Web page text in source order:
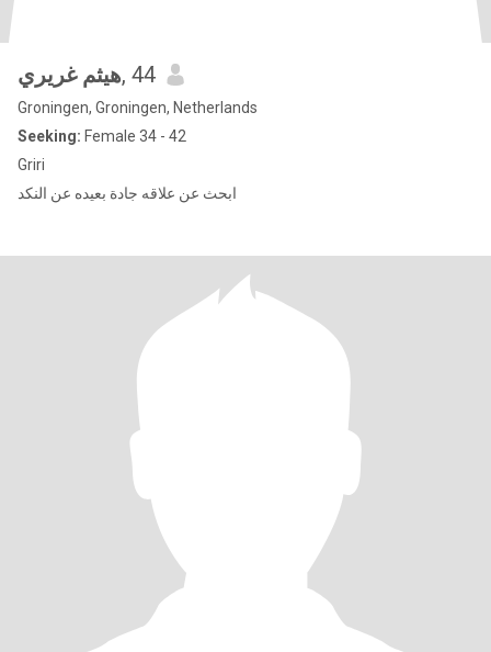
هيثم غريري, 44
Groningen, Groningen, Netherlands
Seeking: Female 34 - 42
Griri
ابحث عن علاقه جادة بعيده عن النكد